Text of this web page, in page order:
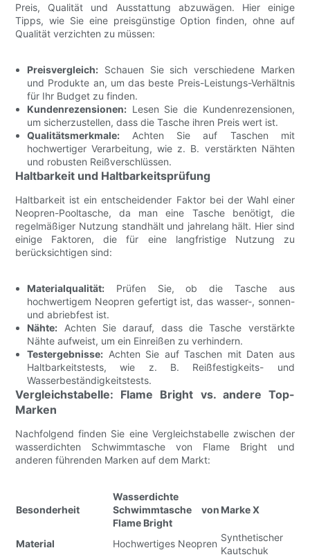
Preis, Qualität und Ausstattung abzuwägen. Hier einige
Tipps, wie Sie eine preisgünstige Option finden, ohne auf
Qualität verzichten zu müssen:
Preisvergleich: Schauen Sie sich verschiedene Marken
und Produkte an, um das beste Preis-Leistungs-Verhältnis
für Ihr Budget zu finden.
Kundenrezensionen: Lesen Sie die Kundenrezensionen,
um sicherzustellen, dass die Tasche ihren Preis wert ist.
Qualitätsmerkmale: Achten Sie auf Taschen mit
hochwertiger Verarbeitung, wie z. B. verstärkten Nähten
und robusten Reißverschlüssen.
Haltbarkeit und Haltbarkeitsprüfung
Haltbarkeit ist ein entscheidender Faktor bei der Wahl einer
Neopren-Pooltasche, da man eine Tasche benötigt, die
regelmäßiger Nutzung standhält und jahrelang hält. Hier sind
einige Faktoren, die für eine langfristige Nutzung zu
berücksichtigen sind:
Materialqualität: Prüfen Sie, ob die Tasche aus
hochwertigem Neopren gefertigt ist, das wasser-, sonnen-
und abriebfest ist.
Nähte: Achten Sie darauf, dass die Tasche verstärkte
Nähte aufweist, um ein Einreißen zu verhindern.
Testergebnisse: Achten Sie auf Taschen mit Daten aus
Haltbarkeitstests, wie z. B. Reißfestigkeits- und
Wasserbeständigkeitstests.
Vergleichstabelle: Flame Bright vs. andere Top-
Marken
Nachfolgend finden Sie eine Vergleichstabelle zwischen der
wasserdichten Schwimmtasche von Flame Bright und
anderen führenden Marken auf dem Markt:
Besonderheit
Wasserdichte
Schwimmtasche von
Flame Bright
Marke X
Material Hochwertiges Neopren
Synthetischer
Kautschuk